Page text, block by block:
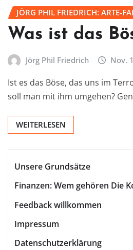
JÖRG PHIL FRIEDRICH: ARTE-
Was ist das
Jörg Phil Friedrich Nov.
Ist es das Böse, das uns im
soll man mit ihm umgehen?
WEITERLESEN
Unsere Grundsätze
Finanzen: Wem gehören Die
Feedback willkommen
Impressum
Datenschutzerklärung